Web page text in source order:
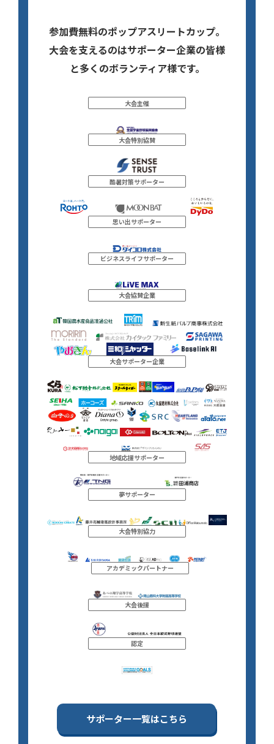
参加費無料のポップアスリートカップ。
大会を支えるのはサポーター企業の皆様
と多くのボランティア様です。
大会主催
大会特別協賛
酷暑対策サポーター
思い出サポーター
ビジネスライフサポーター
大会協賛企業
大会サポーター企業
地域応援サポーター
夢サポーター
大会特別協力
アカデミックパートナー
大会後援
認定
サポーター一覧はこちら